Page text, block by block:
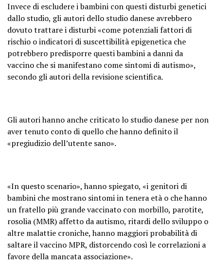
Invece di escludere i bambini con questi disturbi genetici
dallo studio, gli autori dello studio danese avrebbero
dovuto trattare i disturbi «come potenziali fattori di
rischio o indicatori di suscettibilità epigenetica che
potrebbero predisporre questi bambini a danni da
vaccino che si manifestano come sintomi di autismo»,
secondo gli autori della revisione scientifica.
Gli autori hanno anche criticato lo studio danese per non
aver tenuto conto di quello che hanno definito il
«pregiudizio dell’utente sano».
«In questo scenario», hanno spiegato, «i genitori di
bambini che mostrano sintomi in tenera età o che hanno
un fratello più grande vaccinato con morbillo, parotite,
rosolia (MMR) affetto da autismo, ritardi dello sviluppo o
altre malattie croniche, hanno maggiori probabilità di
saltare il vaccino MPR, distorcendo così le correlazioni a
favore della mancata associazione».